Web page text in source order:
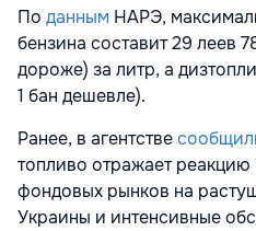
По данным НАРЭ,
бензина составит 29 леев
дороже) за литр, а
1 бан дешевле).
Ранее, в агентстве
топливо отражает
фондовых рынков на
Украины и интенсивные